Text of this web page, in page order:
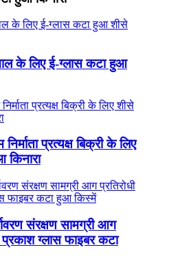
के लिए ई-ग्लास कटा हुआ
प्रत्यक्ष बिक्री के लिए
संरक्षण सामग्री आग
प्रकाश ग्लास फाइबर कटा